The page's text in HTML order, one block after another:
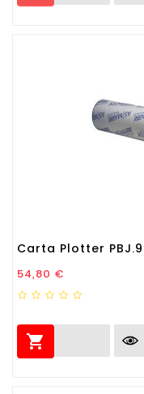
Carta Plotter
Prezzo
54,80 €
